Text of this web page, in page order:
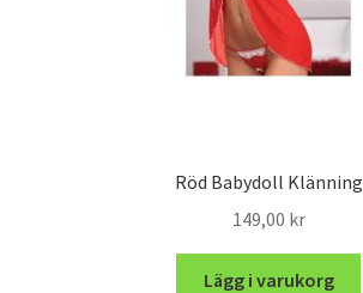
Röd Babydoll Klänning
149,00 kr
Lägg i varukorg